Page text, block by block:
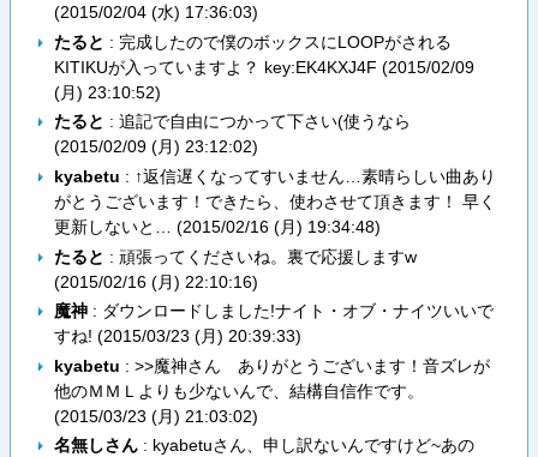
(2015/02/04 (水) 17:36:03)
たると : 完成したので僕のボックスにLOOPがされる
KITIKUが入っていますよ？ key:EK4KXJ4F (2015/02/09
(月) 23:10:52)
たると : 追記で自由につかって下さい(使うなら
(2015/02/09 (月) 23:12:02)
kyabetu : ↑返信遅くなってすいません…素晴らしい曲あり
がとうございます！できたら、使わさせて頂きます！ 早く
更新しないと… (2015/02/16 (月) 19:34:48)
たると : 頑張ってくださいね。裏で応援しますw
(2015/02/16 (月) 22:10:16)
魔神: ダウンロードしました!ナイト・オブ・ナイツいいで
すね! (2015/03/23 (月) 20:39:33)
kyabetu : >>魔神さん ありがとうございます！音ズレが
他のＭＭＬよりも少ないんで、結構自信作です。
(2015/03/23 (月) 21:03:02)
名無しさん: kyabetuさん、申し訳ないんですけど~あの